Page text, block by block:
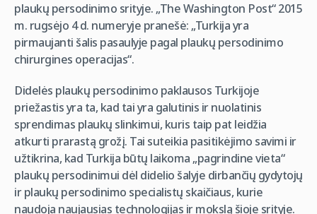
plaukų persodinimo srityje. „The Washington Post“ 2015
m. rugsėjo 4 d. numeryje pranešė: „Turkija yra
pirmaujanti šalis pasaulyje pagal plaukų persodinimo
chirurgines operacijas“.
Didelės plaukų persodinimo paklausos Turkijoje
priežastis yra ta, kad tai yra galutinis ir nuolatinis
sprendimas plaukų slinkimui, kuris taip pat leidžia
atkurti prarastą grožį. Tai suteikia pasitikėjimo savimi ir
užtikrina, kad Turkija būtų laikoma „pagrindine vieta“
plaukų persodinimui dėl didelio šalyje dirbančių gydytojų
ir plaukų persodinimo specialistų skaičiaus, kurie
naudoja naujausias technologijas ir mokslą šioje srityje.